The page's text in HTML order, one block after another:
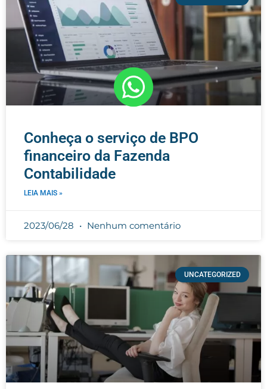
Conheça o serviço de BPO
financeiro da Fazenda
Contabilidade
LEIA MAIS »
2023/06/28 Nenhum comentário
UNCATEGORIZED